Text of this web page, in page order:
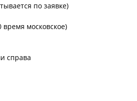
по заявке)
время московское)
справа